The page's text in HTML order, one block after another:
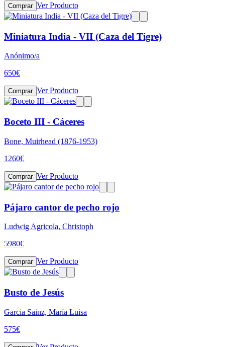
Comprar Ver Producto
Miniatura India - VII (Caza del Tigre)
Anónimo/a
650€
Comprar Ver Producto
Boceto III - Cáceres
Bone, Muirhead (1876-1953)
1260€
Comprar Ver Producto
Pájaro cantor de pecho rojo
Ludwig Agricola, Christoph
5980€
Comprar Ver Producto
Busto de Jesús
Garcia Sainz, María Luisa
575€